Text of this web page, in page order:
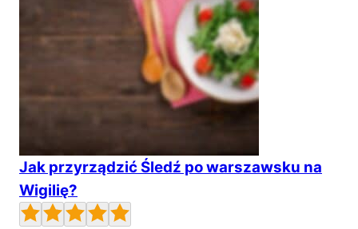
Jak przyrządzić Śledź po warszawsku na
Wigilię?